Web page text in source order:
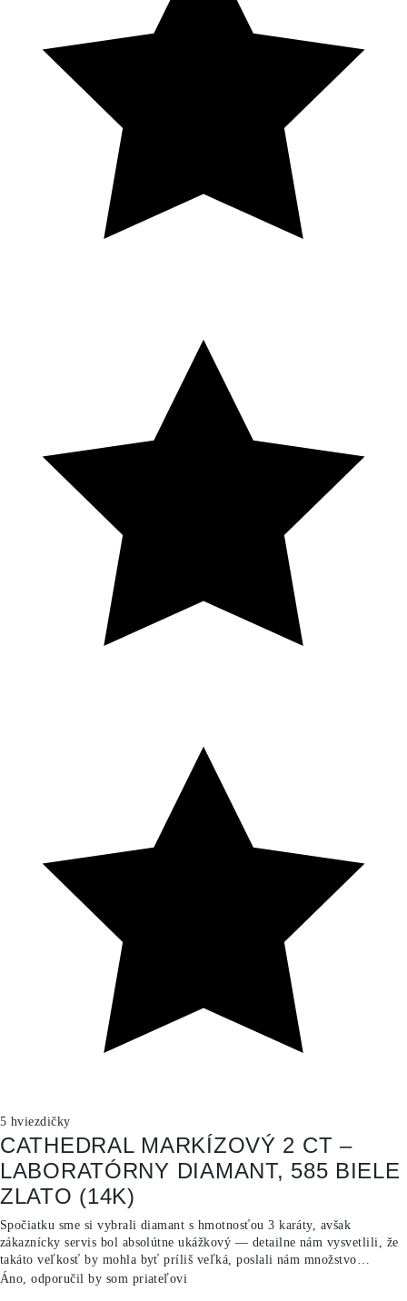
5 hviezdičky
CATHEDRAL MARKÍZOVÝ 2 CT –
LABORATÓRNY DIAMANT, 585 BIELE
ZLATO (14K)
Spočiatku sme si vybrali diamant s hmotnosťou 3 karáty, avšak
zákaznícky servis bol absolútne ukážkový — detailne nám vysvetlili, že
takáto veľkosť by mohla byť príliš veľká, poslali nám množstvo
fotografií a pomohli nám pri konečnom rozhodovaní. Nakoniec sme sa
Áno, odporučil by som priateľovi